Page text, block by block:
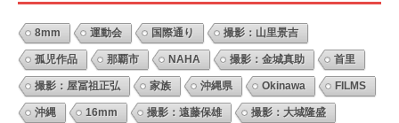
8mm 運動会 国際通り 撮影：山里景吉
孤児作品 那覇市 NAHA 撮影：金城真助 首里
撮影：屋冨祖正弘 家族 沖縄県 Okinawa FILMS
沖縄 16mm 撮影：遠藤保雄 撮影：大城隆盛